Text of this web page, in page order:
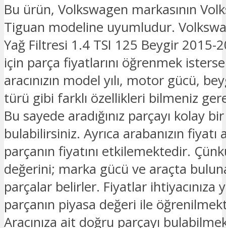
Bu ürün, Volkswagen markasının
Tiguan modeline uyumludur.
Yağ Filtresi 1.4 TSI 125 Beygir 2015-
için parça fiyatlarını öğrenmek
aracınızın model yılı, motor gücü,
türü gibi farklı özellikleri bilmeniz
Bu sayede aradığınız parçayı kolay
bulabilirsiniz. Ayrıca arabanızın fiyatı
parçanın fiyatını etkilemektedir.
değerini; marka gücü ve araçta
parçalar belirler. Fiyatlar ihtiyacınıza
parçanın piyasa değeri ile
Aracınıza ait doğru parçayı